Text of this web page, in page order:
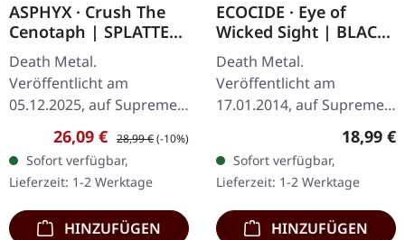
ASPHYX · Crush The
Cenotaph | SPLATTER
LP
Death Metal.
Veröffentlicht am
05.12.2025, auf Supreme
Chaos Records.
Knochenweißes Vinyl mit
Braun, Rost-Rot, Schwarz
Splatter. Full Dynamic
Range…
Verkaufspreis:
26,09 € Regulärer Preis:
28,99 €(-10%)
Sofort verfügbar,
Lieferzeit: 1-2 Werktage
HINZUFÜGEN
ECOCIDE · Eye of
Wicked Sight | BLACK
LP
Death Metal.
Veröffentlicht am
17.01.2014, auf Supreme
Schwarzes Vinyl, ltd. 200
180g schwarzes Vinyl
Schweres Cover (350g)
mit mattem…
18,99 €
Sofort verfügbar,
Lieferzeit: 1-2 Werktage
HINZUFÜGEN